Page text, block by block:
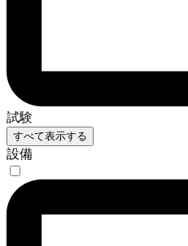
試験
すべて表示する
設備